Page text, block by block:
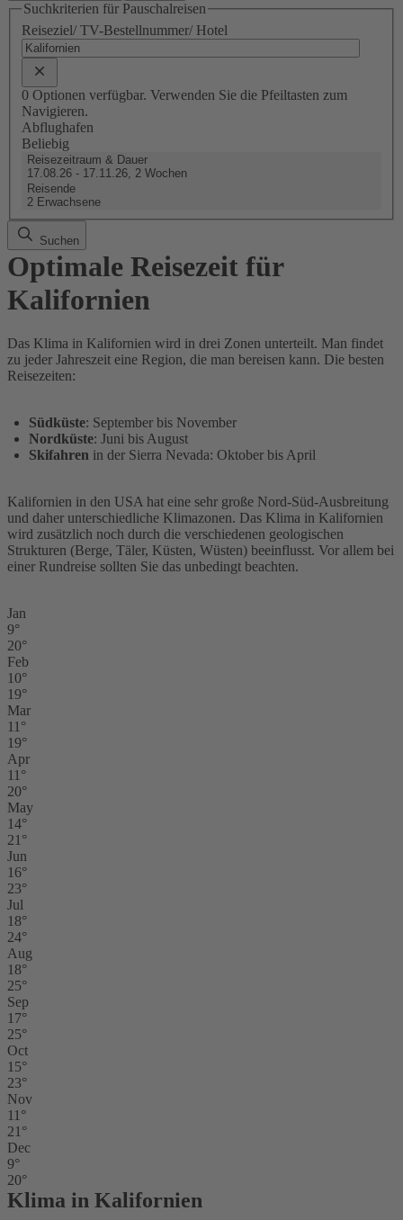
Suchkriterien für Pauschalreisen
Reiseziel/ TV-Bestellnummer/ Hotel
0 Optionen verfügbar. Verwenden Sie die Pfeiltasten zum
Navigieren.
Abflughafen
Beliebig
Reisezeitraum & Dauer
17.08.26 - 17.11.26, 2 Wochen
Reisende
2 Erwachsene
Suchen
Optimale Reisezeit für
Kalifornien
Das Klima in Kalifornien wird in drei Zonen unterteilt. Man findet
zu jeder Jahreszeit eine Region, die man bereisen kann. Die besten
Reisezeiten:
Südküste: September bis November
Nordküste: Juni bis August
Skifahren in der Sierra Nevada: Oktober bis April
Kalifornien in den USA hat eine sehr große Nord-Süd-Ausbreitung
und daher unterschiedliche Klimazonen. Das Klima in Kalifornien
wird zusätzlich noch durch die verschiedenen geologischen
Strukturen (Berge, Täler, Küsten, Wüsten) beeinflusst. Vor allem bei
einer Rundreise sollten Sie das unbedingt beachten.
Jan
9°
20°
Feb
10°
19°
Mar
11°
19°
Apr
11°
20°
May
14°
21°
Jun
16°
23°
Jul
18°
24°
Aug
18°
25°
Sep
17°
25°
Oct
15°
23°
Nov
11°
21°
Dec
9°
20°
Klima in Kalifornien